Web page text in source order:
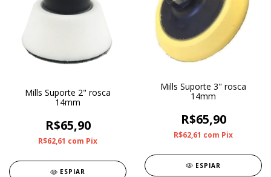
Mills Suporte 2" rosca
14mm
R$65,90
R$62,61 com Pix
ESPIAR
Mills Suporte 3" rosca
14mm
R$65,90
R$62,61 com Pix
ESPIAR